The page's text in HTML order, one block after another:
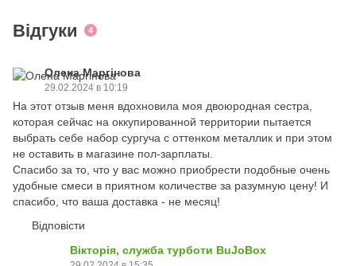
Відгуки 4
Олена Маргінова
29.02.2024 в 10:19
На этот отзыв меня вдохновила моя двоюродная сестра,
которая сейчас на оккупированной территории пытается
выбрать себе набор сургуча с оттенком металлик и при этом
не оставить в магазине пол-зарплаты.
Спасибо за то, что у вас можно приобрести подобные очень
удобные смеси в приятном количестве за разумную цену! И
спасибо, что ваша доставка - не месяц!
Відповісти
Вікторія, служба турботи BuJoBox